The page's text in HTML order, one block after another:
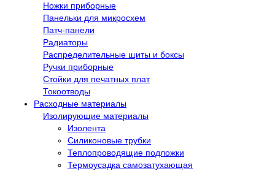
Ножки приборные
Панельки для микросхем
Патч-панели
Радиаторы
Распределительные щиты и боксы
Ручки приборные
Стойки для печатных плат
Токоотводы
Расходные материалы
Изолирующие материалы
Изолента
Силиконовые трубки
Теплопроводящие подложки
Термоусадка самозатухающая